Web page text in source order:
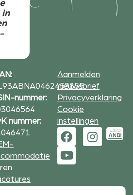
in
nummer:
nummer:
Aanmelden
nieuwsbrief
Privacyverklaring
Cookie
instellingen